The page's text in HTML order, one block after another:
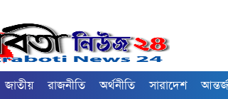
জাতীয় রাজনীতি অর্থনীতি সারাদেশ